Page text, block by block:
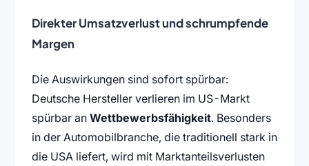
Direkter Umsatzverlust und schrumpfende
Margen
Die Auswirkungen sind sofort spürbar:
Deutsche Hersteller verlieren im US-Markt
spürbar an Wettbewerbsfähigkeit. Besonders
in der Automobilbranche, die traditionell stark in
die USA liefert, wird mit Marktanteilsverlusten